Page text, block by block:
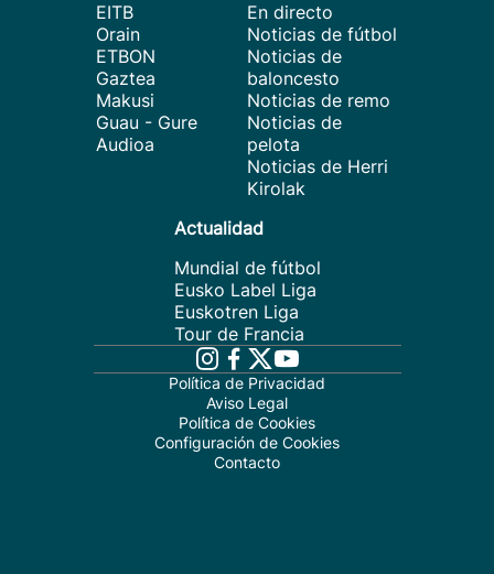
EITB
Orain
ETBON
Gaztea
Makusi
Guau - Gure
Audioa
En directo
Noticias de fútbol
Noticias de
baloncesto
Noticias de remo
Noticias de
pelota
Noticias de Herri
Kirolak
Actualidad
Mundial de fútbol
Eusko Label Liga
Euskotren Liga
Tour de Francia
Política de Privacidad
Aviso Legal
Política de Cookies
Configuración de Cookies
Contacto